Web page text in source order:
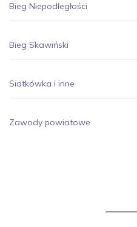
Bieg Niepodległości
Bieg Skawiński
Siatkówka i inne
Zawody powiatowe